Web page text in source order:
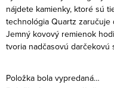
nájdete kamienky, ktoré sú
technológia Quartz
Jemný kovový remienok
tvoria nadčasovú darčekovú
Položka bola vypredaná…